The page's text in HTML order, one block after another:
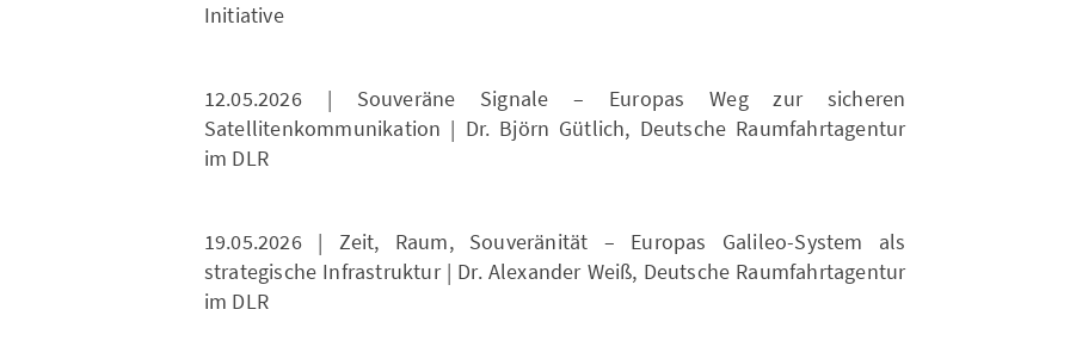
Initiative
12.05.2026 | Souveräne Signale – Europas Weg zur sicheren
Satellitenkommunikation | Dr. Björn Gütlich, Deutsche Raumfahrtagentur
im DLR
19.05.2026 | Zeit, Raum, Souveränität – Europas Galileo-System als
strategische Infrastruktur | Dr. Alexander Weiß, Deutsche Raumfahrtagentur
im DLR